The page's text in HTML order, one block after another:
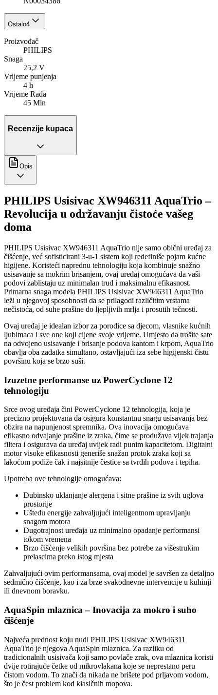
Ostalo4
Proizvođač
PHILIPS
Snaga
25,2 V
Vrijeme punjenja
4 h
Vrijeme Rada
45 Min
Recenzije kupaca
Opis
PHILIPS Usisivac XW946311 AquaTrio –
Revolucija u održavanju čistoće vašeg
doma
PHILIPS Usisivac XW946311 AquaTrio nije samo obični uređaj za
čišćenje, već sofisticirani 3-u-1 sistem koji redefiniše pojam kućne
higijene. Koristeći naprednu tehnologiju koja kombinuje snažno
usisavanje sa mokrim brisanjem, ovaj uređaj omogućava da vaši
podovi zablistaju uz minimalan trud i maksimalnu efikasnost.
Primarna snaga modela PHILIPS Usisivac XW946311 AquaTrio
leži u njegovoj sposobnosti da se prilagodi različitim vrstama
nečistoća, od suhe prašine do ljepljivih mrlja i prosutih tečnosti.
Ovaj uređaj je idealan izbor za porodice sa djecom, vlasnike kućnih
ljubimaca i sve one koji cijene svoje vrijeme. Umjesto da trošite sate
na odvojeno usisavanje i brisanje podova kantom i krpom, AquaTrio
obavlja oba zadatka simultano, ostavljajući iza sebe higijenski čistu
površinu koja se brzo suši.
Izuzetne performanse uz PowerCyclone 12
tehnologiju
Srce ovog uređaja čini PowerCyclone 12 tehnologija, koja je
precizno projektovana da osigura konstantnu snagu usisavanja bez
obzira na napunjenost spremnika. Ova inovacija omogućava
efikasno odvajanje prašine iz zraka, čime se produžava vijek trajanja
filtera i osigurava da uređaj uvijek radi punim kapacitetom. Digitalni
motor visoke efikasnosti generiše snažan protok zraka koji sa
lakoćom podiže čak i najsitnije čestice sa tvrdih podova i tepiha.
Upotreba ove tehnologije omogućava:
Dubinsko uklanjanje alergena i sitne prašine iz svih uglova
prostorije
Uštedu energije zahvaljujući inteligentnom upravljanju
snagom motora
Dugotrajnost uređaja uz minimalno opadanje performansi
tokom vremena
Brzo čišćenje velikih površina bez potrebe za višestrukim
prelascima preko istog mjesta
Zahvaljujući ovim performansama, ovaj model je savršen za detaljno
sedmično čišćenje, kao i za brze svakodnevne intervencije u kuhinji
ili dnevnom boravku.
AquaSpin mlaznica – Inovacija za mokro i suho
čišćenje
Najveća prednost koju nudi PHILIPS Usisivac XW946311
AquaTrio je njegova AquaSpin mlaznica. Za razliku od
tradicionalnih usisivača koji samo povlače zrak, ova mlaznica koristi
dvije rotirajuće četke od mikrovlakana koje se neprestano peru
čistom vodom. To znači da nikada ne brišete pod prljavom vodom,
što je čest problem kod klasičnih mopova.